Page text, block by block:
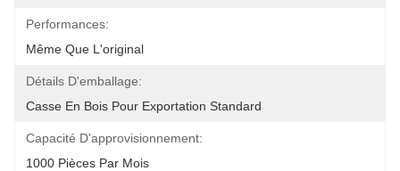
Performances:
Même Que L'original
Détails D'emballage:
Casse En Bois Pour Exportation Standard
Capacité D'approvisionnement:
1000 Pièces Par Mois